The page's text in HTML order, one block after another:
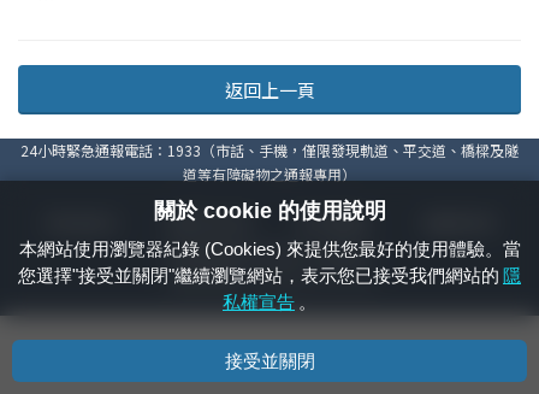
返回上一頁
24小時緊急通報電話：1933（市話、手機，僅限發現軌道、平交道、橋樑及隧
道等有障礙物之通報專用）
資通安全政策 著作權聲明
國營臺灣鐵路股份有限公司 © 版權所有
本頁產生時間： 2026/08/10 20:37:08
關於 cookie 的使用說明
本網站使用瀏覽器紀錄 (Cookies) 來提供您最好的使用體驗。當
您選擇"接受並關閉"繼續瀏覽網站，表示您已接受我們網站的 隱
私權宣告 。
接受並關閉